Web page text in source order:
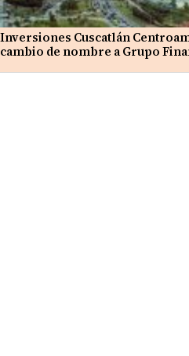
Inversiones Cuscatlán
cambio de nombre a Grupo